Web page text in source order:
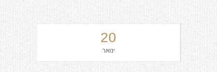
20
ינואר